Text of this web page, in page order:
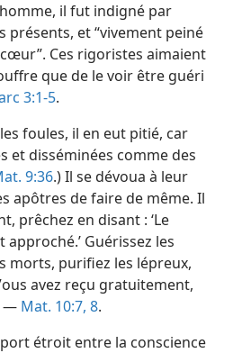
il fut indigné par
présents, et “vivement peiné
Ces rigoristes aimaient
que de le voir être guéri
3:1-5.
foules, il en eut pitié, car
et disséminées comme des
9:36.) Il se dévoua à leur
apôtres de faire de même. Il
prêchez en disant : ‘Le
approché.’ Guérissez les
morts, purifiez les lépreux,
avez reçu gratuitement,
— Mat. 10:7, 8.
étroit entre la conscience